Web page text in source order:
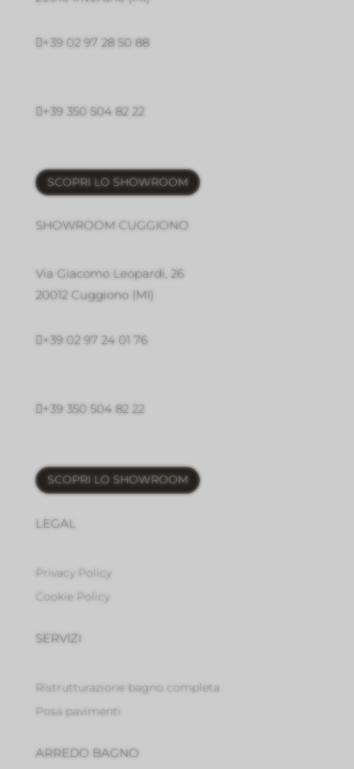
+39 02 97 28 50 88
+39 350 504 82 22
SCOPRI LO SHOWROOM
SHOWROOM CUGGIONO
Via Giacomo Leopardi, 26
20012 Cuggiono (MI)
+39 02 97 24 01 76
+39 350 504 82 22
SCOPRI LO SHOWROOM
LEGAL
Privacy Policy
Cookie Policy
SERVIZI
Ristrutturazione bagno completa
Posa pavimenti
ARREDO BAGNO